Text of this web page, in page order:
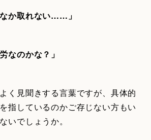
なか取れない……」
なのかな？」
く見聞きする言葉ですが、具体的
指しているのかご存じない方もい
いでしょうか。